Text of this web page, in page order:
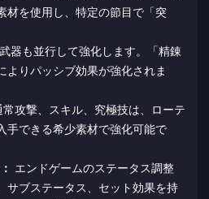
材を使用し、特定の節目で「突
器も並行して強化します。「精錬
よりパッシブ効果が強化されま
常攻撃、スキル、究極技は、ローテ
手できる希少素材で強化可能で
エンドゲームのステータス調整
サブステータス、セット効果を持